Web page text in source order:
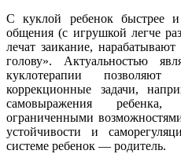
С куклой ребенок быстрее и
общения (с игрушкой легче
лечат заикание,
голову». Актуальностью
куклотерапии
коррекционные задачи,
самовыражения
ограниченными
устойчивости и
системе ребенок — родитель.